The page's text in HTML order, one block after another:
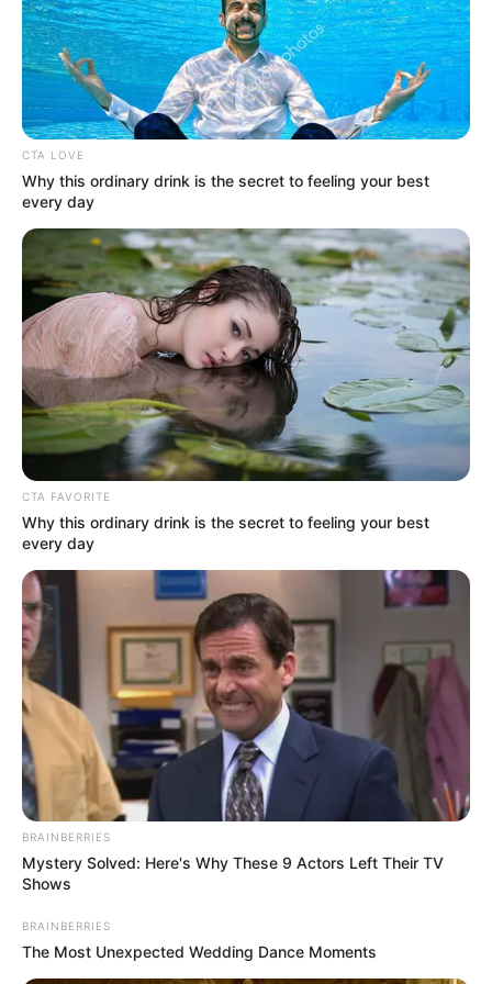
CTA LOVE
Why this ordinary drink is the secret to feeling your best
every day
CTA FAVORITE
Why this ordinary drink is the secret to feeling your best
every day
BRAINBERRIES
Mystery Solved: Here's Why These 9 Actors Left Their TV
Shows
BRAINBERRIES
The Most Unexpected Wedding Dance Moments